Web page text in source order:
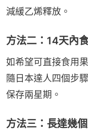
減緩乙烯釋放。
方法二：14天內
如希望可直接食用
隨日本達人四個步
保存兩星期。
方法三：長達幾